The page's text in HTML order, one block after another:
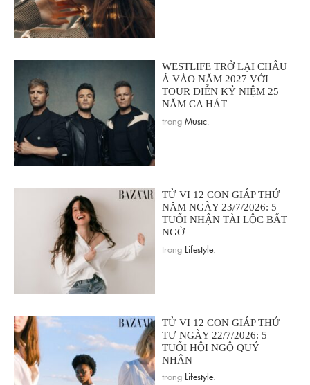
WESTLIFE TRỞ LẠI CHÂU
Á VÀO NĂM 2027 VỚI
TOUR DIỄN KỶ NIỆM 25
NĂM CA HÁT
trong Music
TỬ VI 12 CON GIÁP THỨ
NĂM NGÀY 23/7/2026: 5
TUỔI NHẬN TÀI LỘC BẤT
NGỜ
trong Lifestyle
TỬ VI 12 CON GIÁP THỨ
TƯ NGÀY 22/7/2026: 5
TUỔI HỘI NGỘ QUÝ
NHÂN
trong Lifestyle